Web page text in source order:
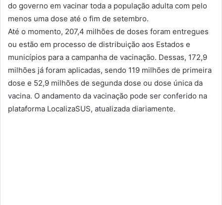
do governo em vacinar toda a população adulta com pelo
menos uma dose até o fim de setembro.
Até o momento, 207,4 milhões de doses foram entregues
ou estão em processo de distribuição aos Estados e
municípios para a campanha de vacinação. Dessas, 172,9
milhões já foram aplicadas, sendo 119 milhões de primeira
dose e 52,9 milhões de segunda dose ou dose única da
vacina. O andamento da vacinação pode ser conferido na
plataforma LocalizaSUS, atualizada diariamente.